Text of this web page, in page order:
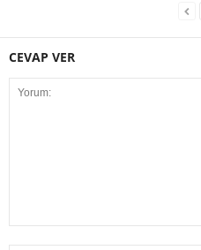
CEVAP VER